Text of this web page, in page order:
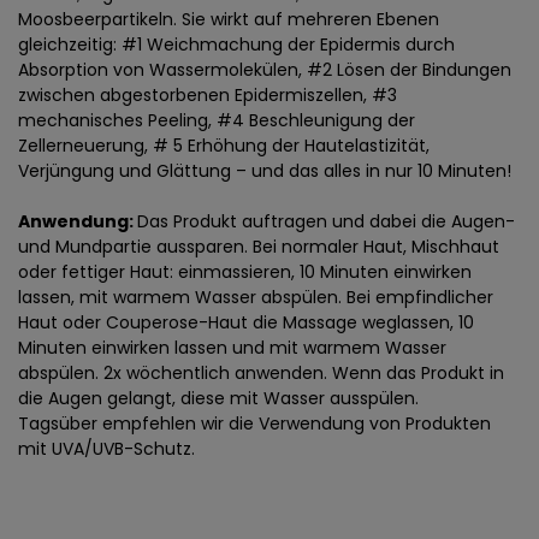
Moosbeerpartikeln. Sie wirkt auf mehreren Ebenen
gleichzeitig: #1 Weichmachung der Epidermis durch
Absorption von Wassermolekülen, #2 Lösen der Bindungen
zwischen abgestorbenen Epidermiszellen, #3
mechanisches Peeling, #4 Beschleunigung der
Zellerneuerung, # 5 Erhöhung der Hautelastizität,
Verjüngung und Glättung – und das alles in nur 10 Minuten!
Anwendung:Das Produkt auftragen und dabei die Augen-
und Mundpartie aussparen. Bei normaler Haut, Mischhaut
oder fettiger Haut: einmassieren, 10 Minuten einwirken
lassen, mit warmem Wasser abspülen. Bei empfindlicher
Haut oder Couperose-Haut die Massage weglassen, 10
Minuten einwirken lassen und mit warmem Wasser
abspülen. 2x wöchentlich anwenden. Wenn das Produkt in
die Augen gelangt, diese mit Wasser ausspülen.
Tagsüber empfehlen wir die Verwendung von Produkten
mit UVA/UVB-Schutz.